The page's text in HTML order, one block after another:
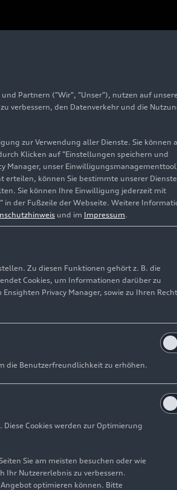
und Vertriebsaktivitäten.
Partnern ("Wir", "Unser"), nutzen auf
verbessern, den Datenverkehr und die
zur Verwendung aller Dienste. Sie können
Klicken auf "Einstellungen speichern und
Manager, unser
erteilen, können Sie bestimmte unserer Dienste
Sie können Ihre Einwilligung jederzeit mit
der Fußzeile der Webseite. Weitere
und im Impressum.
Zu diesen Funktionen gehört z. B. die
Cookies, um Informationen darüber zu
Privacy Manager, sowie zu Ihren
die Benutzerfreundlichkeit zu erhöhen.
Cookies werden zur Optimierung
Sie am meisten besuchen oder wie
Ihr Nutzererlebnis zu verbessern.
optimieren können. Bitte